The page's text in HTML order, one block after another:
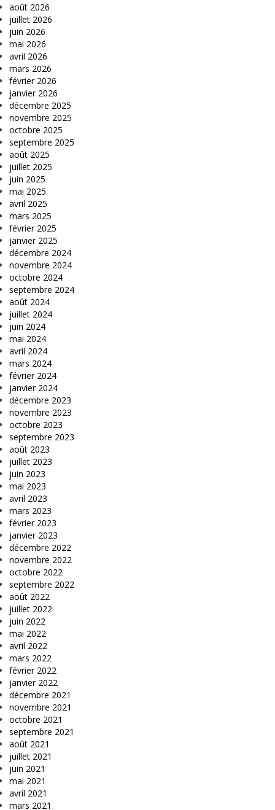
août 2026
juillet 2026
juin 2026
mai 2026
avril 2026
mars 2026
février 2026
janvier 2026
décembre 2025
novembre 2025
octobre 2025
septembre 2025
août 2025
juillet 2025
juin 2025
mai 2025
avril 2025
mars 2025
février 2025
janvier 2025
décembre 2024
novembre 2024
octobre 2024
septembre 2024
août 2024
juillet 2024
juin 2024
mai 2024
avril 2024
mars 2024
février 2024
janvier 2024
décembre 2023
novembre 2023
octobre 2023
septembre 2023
août 2023
juillet 2023
juin 2023
mai 2023
avril 2023
mars 2023
février 2023
janvier 2023
décembre 2022
novembre 2022
octobre 2022
septembre 2022
août 2022
juillet 2022
juin 2022
mai 2022
avril 2022
mars 2022
février 2022
janvier 2022
décembre 2021
novembre 2021
octobre 2021
septembre 2021
août 2021
juillet 2021
juin 2021
mai 2021
avril 2021
mars 2021